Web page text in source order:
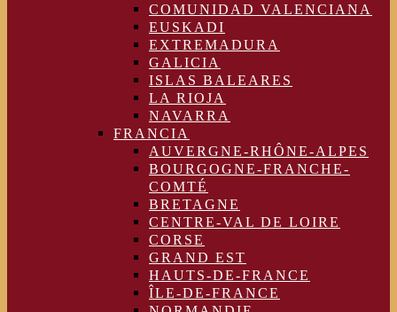
COMUNIDAD VALENCIANA
EUSKADI
EXTREMADURA
GALICIA
ISLAS BALEARES
LA RIOJA
NAVARRA
FRANCIA
AUVERGNE-RHÔNE-ALPES
BOURGOGNE-FRANCHE-
COMTÉ
BRETAGNE
CENTRE-VAL DE LOIRE
CORSE
GRAND EST
HAUTS-DE-FRANCE
ÎLE-DE-FRANCE